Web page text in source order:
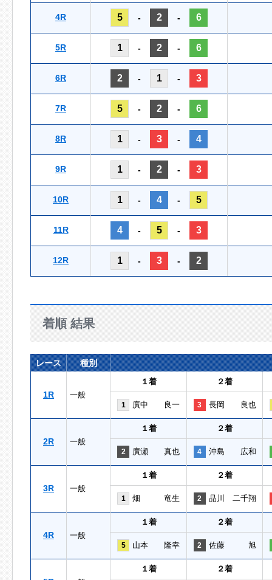
4R 5 - 2 - 6
5R 1 - 2 - 6
6R 2 - 1 - 3
7R 5 - 2 - 6
8R 1 - 3 - 4
9R 1 - 2 - 3
10R 1 - 4 - 5
11R 4 - 5 - 3
12R 1 - 3 - 2
着順 結果
レース 種別
1R 一般
１着 ２着
1 廣中 良一 3 長岡 良也
2R 一般
１着 ２着
2 廣瀬 真也 4 沖島 広和
3R 一般
１着 ２着
1 畑 竜生 2 品川 二千翔
4R 一般
１着 ２着
5 山本 隆幸 2 佐藤 旭
１着 ２着